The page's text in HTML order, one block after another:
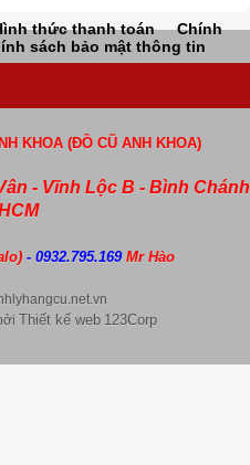
thức thanh toán
Chính
sách bảo mật thông tin
KHOA (ĐỒ CŨ ANH KHOA)
- Vĩnh Lộc B - Bình Chánh
- 0932.795.169 Mr Hào
Thiết kế web 123Corp